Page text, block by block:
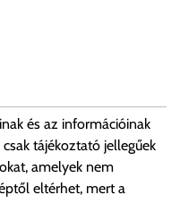
és az információinak
tájékoztató jellegűek
amelyek nem
eltérhet, mert a